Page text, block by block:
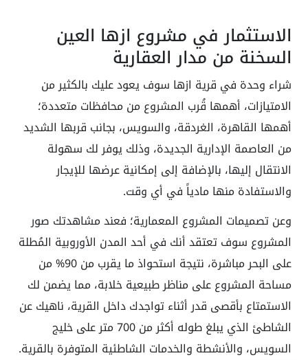
الاستثمار في مشروع ازها العين
السخنة من مدار العقارية
شراء وحدة في قرية ازها سوف يعود عليك بالكثير من
الامتيازات، أهمها قُرب المشروع من محافظات متعددة؛
أهمها القاهرة، الغردقة، والسويس، بجانب قربها الشديد
من العاصمة الإدارية الجديدة، وذلك يوفر لك سهولة
الانتقال إليها، بالإضافة إلى إمكانية عرضها للإيجار
والاستفادة منها مادياً في أي وقت.
وعن تصميمات المشروع المعمارية؛ فعند مشاهدتك صور
المشروع سوف تعتقد أنك في أحد المدن الأوروبية المُطلة
على البحر مباشرة، نتيجة استحواذ ما يقرب من 90% من
مساحة المشروع على مناظر طبيعية خلابة، مما يضمن لك
الاستمتاع بأقصى قدر أثناء تواجدك داخل القرية، ناهيك عن
الشاطئ الذي يبلغ طوله أكثر من 700 متر على خليج
السويس، والأنشطة والخدمات الشاطئية المتوفرة بالقرية.